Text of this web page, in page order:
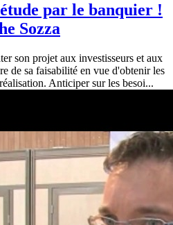
par le banquier !
Sozza
son projet aux investisseurs et aux
de sa faisabilité en vue d'obtenir les
Anticiper sur les besoi...